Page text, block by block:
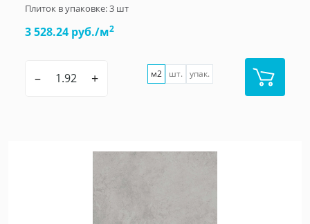
Плиток в упаковке:3 шт
3 528.24 руб./м2
– + м2 шт. упак.